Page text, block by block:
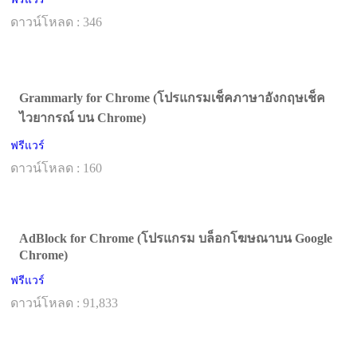
ดาวน์โหลด : 346
Grammarly for Chrome (โปรแกรมเช็คภาษาอังกฤษเช็ค
ไวยากรณ์ บน Chrome)
ฟรีแวร์
ดาวน์โหลด : 160
AdBlock for Chrome (โปรแกรม บล็อกโฆษณาบน Google
Chrome)
ฟรีแวร์
ดาวน์โหลด : 91,833